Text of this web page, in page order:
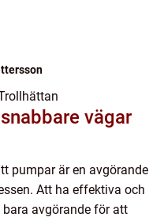
pumpar är en avgörande
Att ha effektiva och
avgörande för att